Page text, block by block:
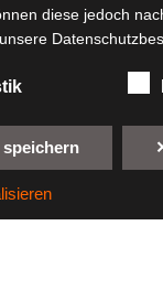
diese jedoch